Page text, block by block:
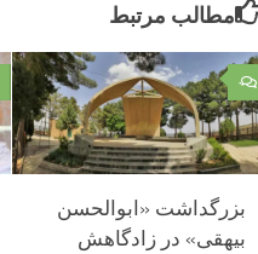
مطالب مرتبط
۰
بزرگداشت «ابوالحسن
بیهقی» در زادگاهش